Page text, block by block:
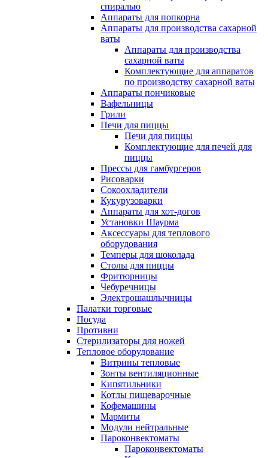
спиралью
Аппараты для попкорна
Аппараты для производства сахарной
ваты
Аппараты для производства
сахарной ваты
Комплектующие для аппаратов
по производству сахарной ваты
Аппараты пончиковые
Вафельницы
Грили
Печи для пиццы
Печи для пиццы
Комплектующие для печей для
пиццы
Прессы для гамбургеров
Рисоварки
Сокоохладители
Кукурузоварки
Аппараты для хот-догов
Установки Шаурма
Аксессуары для теплового
оборудования
Темперы для шоколада
Столы для пиццы
Фритюрницы
Чебуречницы
Электрошашлычницы
Палатки торговые
Посуда
Противни
Стерилизаторы для ножей
Тепловое оборудование
Витрины тепловые
Зонты вентиляционные
Кипятильники
Котлы пищеварочные
Кофемашины
Мармиты
Модули нейтральные
Пароконвектоматы
Пароконвектоматы